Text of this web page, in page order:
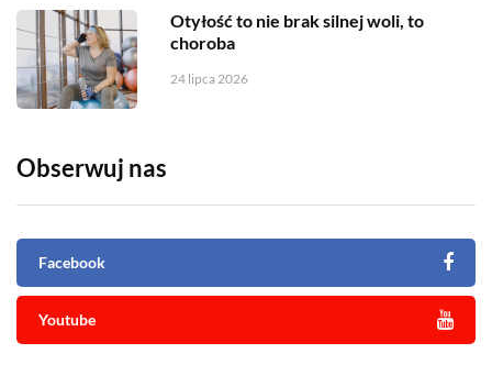
Otyłość to nie brak silnej woli, to
choroba
24 lipca 2026
Obserwuj nas
Facebook
Youtube